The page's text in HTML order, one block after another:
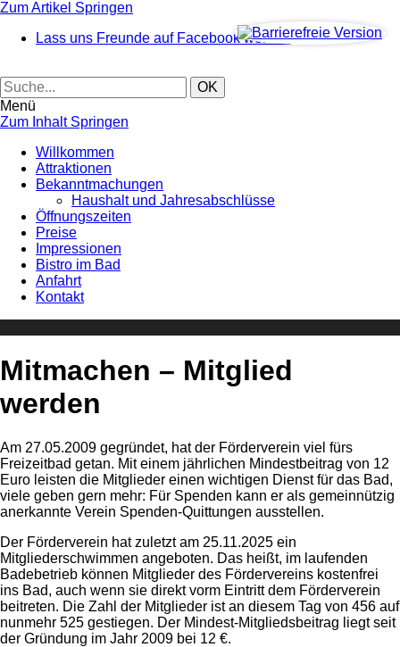
Zum Artikel Springen
Lass uns Freunde auf Facebook werden
Menü
Zum Inhalt Springen
Willkommen
Attraktionen
Bekanntmachungen
Haushalt und Jahresabschlüsse
Öffnungszeiten
Preise
Impressionen
Bistro im Bad
Anfahrt
Kontakt
Mitmachen – Mitglied
werden
Am 27.05.2009 gegründet, hat der Förderverein viel fürs
Freizeitbad getan. Mit einem jährlichen Mindestbeitrag von 12
Euro leisten die Mitglieder einen wichtigen Dienst für das Bad,
viele geben gern mehr: Für Spenden kann er als gemeinnützig
anerkannte Verein Spenden-Quittungen ausstellen.
Der Förderverein hat zuletzt am 25.11.2025 ein
Mitgliederschwimmen angeboten. Das heißt, im laufenden
Badebetrieb können Mitglieder des Fördervereins kostenfrei
ins Bad, auch wenn sie direkt vorm Eintritt dem Förderverein
beitreten. Die Zahl der Mitglieder ist an diesem Tag von 456 auf
nunmehr 525 gestiegen. Der Mindest-Mitgliedsbeitrag liegt seit
der Gründung im Jahr 2009 bei 12 €.